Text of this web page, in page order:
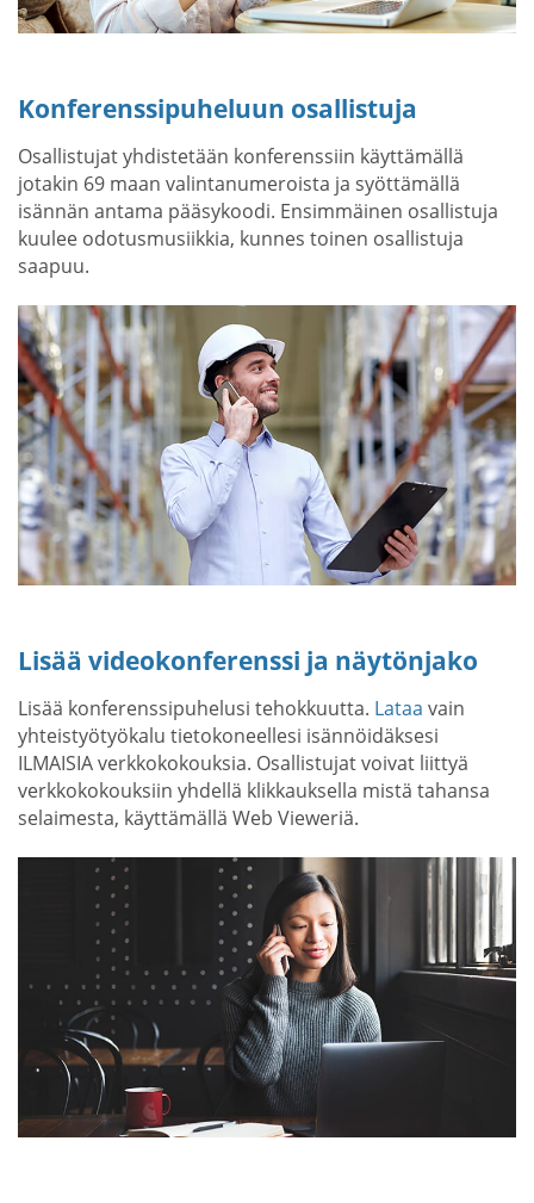
Konferenssipuheluun osallistuja
Osallistujat yhdistetään konferenssiin käyttämällä
jotakin 69 maan valintanumeroista ja syöttämällä
isännän antama pääsykoodi. Ensimmäinen osallistuja
kuulee odotusmusiikkia, kunnes toinen osallistuja
saapuu.
Lisää videokonferenssi ja näytönjako
Lisää konferenssipuhelusi tehokkuutta. Lataa vain
yhteistyötyökalu tietokoneellesi isännöidäksesi
ILMAISIA verkkokokouksia. Osallistujat voivat liittyä
verkkokokouksiin yhdellä klikkauksella mistä tahansa
selaimesta, käyttämällä Web Vieweriä.